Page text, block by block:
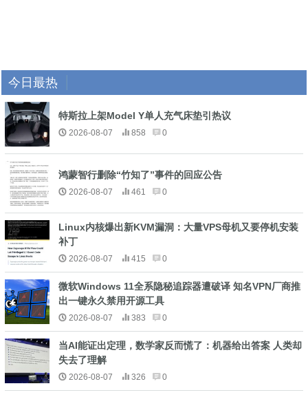
今日最热
特斯拉上架Model Y单人充气床垫引热议
2026-08-07 858 0
鸿蒙智行删除“竹知了”事件的回应公告
2026-08-07 461 0
Linux内核爆出新KVM漏洞：大量VPS母机又要停机安装
补丁
2026-08-07 415 0
微软Windows 11全系隐秘追踪器遭破译 知名VPN厂商推
出一键永久禁用开源工具
2026-08-07 383 0
当AI能证出定理，数学家反而慌了：机器给出答案 人类却
失去了理解
2026-08-07 326 0